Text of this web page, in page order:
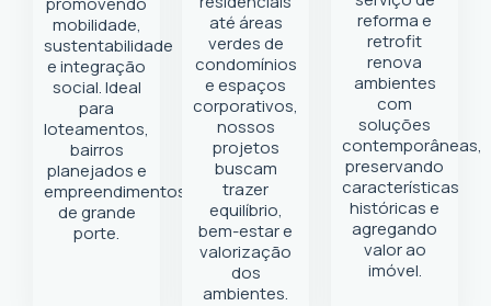
mobilidade,
sustentabilidade
e integração
social. Ideal
para
loteamentos,
bairros
planejados e
empreendimentos
de grande
porte.
até áreas
verdes de
condomínios
e espaços
corporativos,
nossos
projetos
buscam
trazer
equilíbrio,
bem-estar e
valorização
dos
ambientes.
reforma e
retrofit
renova
ambientes
com
soluções
contemporâneas,
preservando
características
históricas e
agregando
valor ao
imóvel.